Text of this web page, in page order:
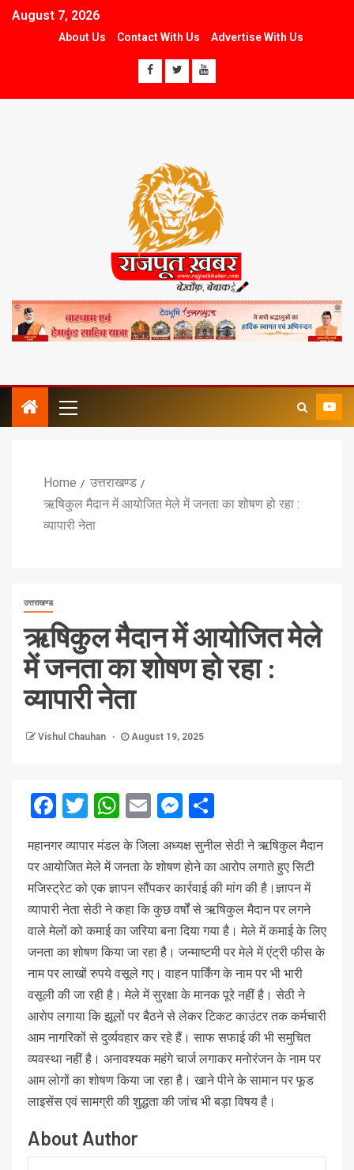
August 7, 2026
About Us Contact With Us Advertise With Us
Home
उत्तराखण्ड
ऋषिकुल मैदान में आयोजित मेले में जनता का शोषण हो रहा :
व्यापारी नेता
उत्तराखण्ड
ऋषिकुल मैदान में आयोजित मेले
में जनता का शोषण हो रहा :
व्यापारी नेता
Vishul Chauhan August 19, 2025
Facebook
Twitter
WhatsApp
EmailMessenger
महानगर व्यापार मंडल के जिला अध्यक्ष सुनील सेठी ने ऋषिकुल मैदान
पर आयोजित मेले में जनता के शोषण हाेने का आरोप लगाते हुए सिटी
मजिस्ट्रेट को एक ज्ञापन सौंपकर कार्रवाई की मांग की है।ज्ञापन में
व्यापारी नेता सेठी ने कहा कि कुछ वर्षों से ऋषिकुल मैदान पर लगने
वाले मेलों को कमाई का जरिया बना दिया गया है। मेले में कमाई के लिए
जनता का शोषण किया जा रहा है। जन्माष्टमी पर मेले में एंट्री फीस के
नाम पर लाखों रुपये वसूले गए। वाहन पार्किंग के नाम पर भी भारी
वसूली की जा रही है। मेले में सुरक्षा के मानक पूरे नहीं है। सेठी ने
आराेप लगाया कि झूलों पर बैठने से लेकर टिकट काउंटर तक कर्मचारी
आम नागरिकों से दुर्व्यवहार कर रहे हैं। साफ सफाई की भी समुचित
व्यवस्था नहीं है। अनावश्यक महंगे चार्ज लगाकर मनोरंजन के नाम पर
आम लोगों का शोषण किया जा रहा है। खाने पीने के सामान पर फूड
लाइसेंस एवं सामग्री की शुद्धता की जांच भी बड़ा विषय है।
About Author